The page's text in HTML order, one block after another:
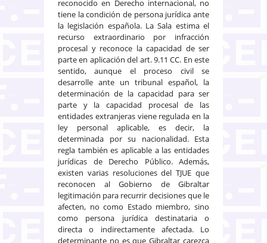
reconocido en Derecho internacional, no
tiene la condición de persona jurídica ante
la legislación española. La Sala estima el
recurso extraordinario por infracción
procesal y reconoce la capacidad de ser
parte en aplicación del art. 9.11 CC. En este
sentido, aunque el proceso civil se
desarrolle ante un tribunal español, la
determinación de la capacidad para ser
parte y la capacidad procesal de las
entidades extranjeras viene regulada en la
ley personal aplicable, es decir, la
determinada por su nacionalidad. Esta
regla también es aplicable a las entidades
jurídicas de Derecho Público. Además,
existen varias resoluciones del TJUE que
reconocen al Gobierno de Gibraltar
legitimación para recurrir decisiones que le
afecten, no como Estado miembro, sino
como persona jurídica destinataria o
directa o indirectamente afectada. Lo